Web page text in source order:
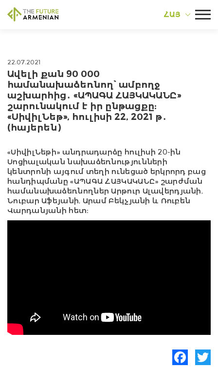
ՀԱՅ
22.07.2021
Ավելի քան 90 000
համանախաձեռնող՝ ամբողջ
աշխարհից․ «ԱՊԱԳԱ ՀԱՅԿԱԿԱՆԸ»
շարունակում է իր ընթացքը:
«ՍիվիլՆեթ», հուլիսի 22, 2021 թ․
(հայերեն)
«ՍիվիլՆեթի» անդրադարձը հուլիսի 20-ին
Սոցիալական նախաձեռնությունների
կենտրոնի այգում տեղի ունեցած երկրորդ բաց
հանդիպմանը «ԱՊԱԳԱ ՀԱՅԿԱԿԱՆԸ» շարժման
համանախաձեռնողներ Արթուր Ալավերդյանի,
Նուբար Աֆեյանի, Արամ Բեկչյանի և Ռուբեն
Վարդանյանի հետ։